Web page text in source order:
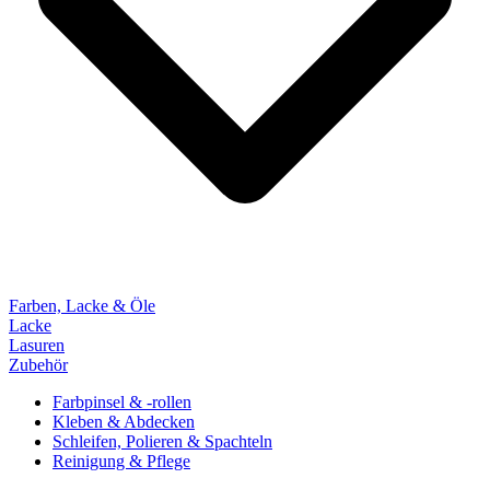
Farben, Lacke & Öle
Lacke
Lasuren
Zubehör
Farbpinsel & -rollen
Kleben & Abdecken
Schleifen, Polieren & Spachteln
Reinigung & Pflege